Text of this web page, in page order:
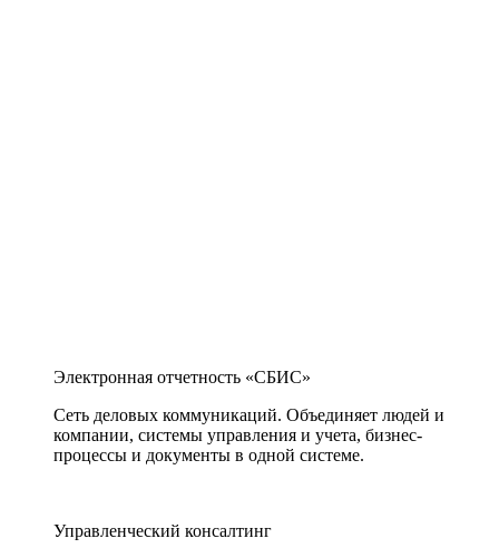
Электронная отчетность «СБИС»
Сеть деловых коммуникаций. Объединяет людей и
компании, системы управления и учета, бизнес-
процессы и документы в одной системе.
Управленческий консалтинг